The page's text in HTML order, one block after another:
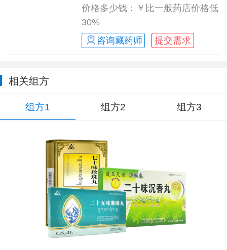
价格多少钱：￥比一般药店价格低
30%
咨询藏药师
提交需求
相关组方
组方1 组方2 组方3